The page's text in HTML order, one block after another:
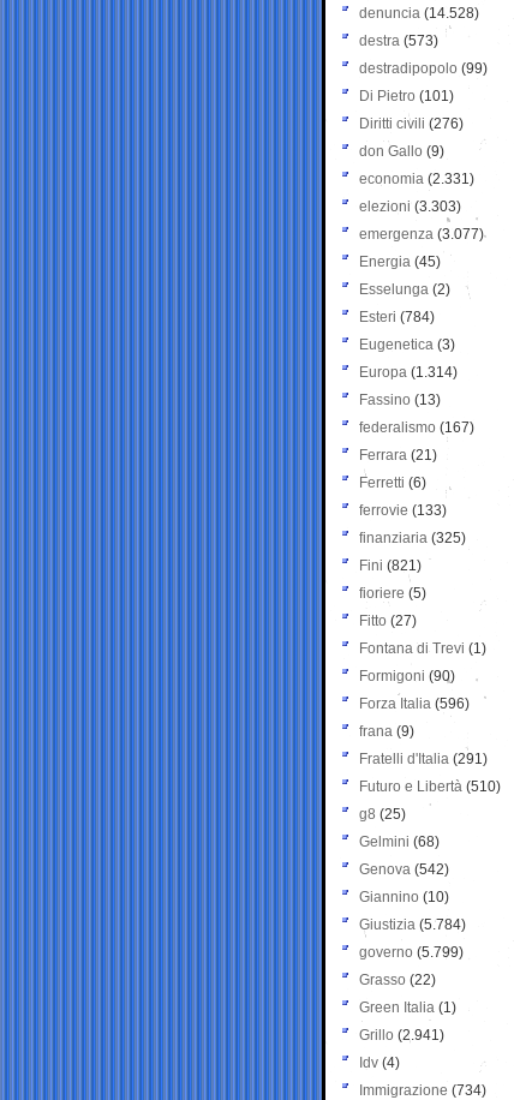
denuncia (14.528)
destra (573)
destradipopolo (99)
Di Pietro (101)
Diritti civili (276)
don Gallo (9)
economia (2.331)
elezioni (3.303)
emergenza (3.077)
Energia (45)
Esselunga (2)
Esteri (784)
Eugenetica (3)
Europa (1.314)
Fassino (13)
federalismo (167)
Ferrara (21)
Ferretti (6)
ferrovie (133)
finanziaria (325)
Fini (821)
fioriere (5)
Fitto (27)
Fontana di Trevi (1)
Formigoni (90)
Forza Italia (596)
frana (9)
Fratelli d'Italia (291)
Futuro e Libertà (510)
g8 (25)
Gelmini (68)
Genova (542)
Giannino (10)
Giustizia (5.784)
governo (5.799)
Grasso (22)
Green Italia (1)
Grillo (2.941)
Idv (4)
Immigrazione (734)